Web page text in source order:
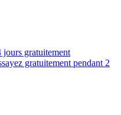
jours gratuitement
gratuitement pendant 2